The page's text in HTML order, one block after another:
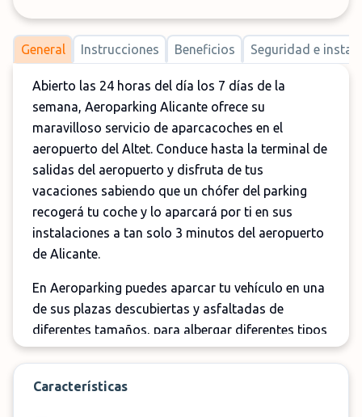
General Instrucciones Beneficios Seguridad e
Abierto las 24 horas del día los 7 días de la
semana, Aeroparking Alicante ofrece su
maravilloso servicio de aparcacoches en el
aeropuerto del Altet. Conduce hasta la terminal de
salidas del aeropuerto y disfruta de tus
vacaciones sabiendo que un chófer del parking
recogerá tu coche y lo aparcará por ti en sus
instalaciones a tan solo 3 minutos del aeropuerto
de Alicante.
En Aeroparking puedes aparcar tu vehículo en una
de sus plazas descubiertas y asfaltadas de
diferentes tamaños, para albergar diferentes tipos
de vehículo. El parking cuenta con sistema de
seguridad las 24 horas.
Características